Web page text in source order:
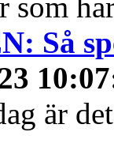
som
Så
10:07
är